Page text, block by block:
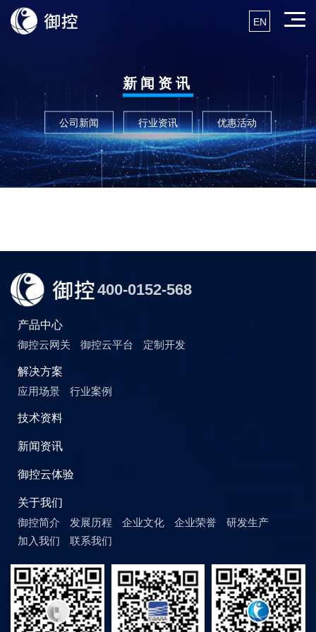
EN
新闻资讯
公司新闻 行业资讯 优惠活动
400-0152-568
产品中心
御控云网关
御控云平台 定制开发
解决方案
应用场景
行业案例
技术资料
新闻资讯
御控云体验
关于我们
御控简介
发展历程 企业文化 企业荣誉
研发生产
加入我们
联系我们